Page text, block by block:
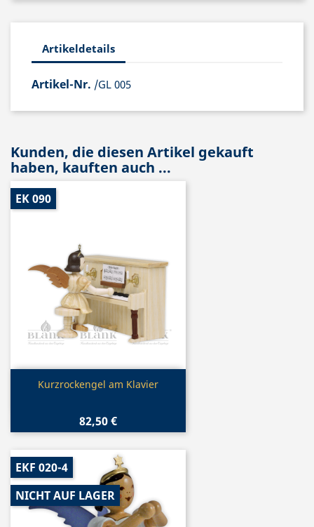
Artikeldetails
Artikel-Nr. /GL 005
Kunden, die diesen Artikel gekauft
haben, kauften auch ...
Vorschau
Kurzrockengel am Klavier
82,50 €
EK 090
EKF 020-4
NICHT AUF LAGER